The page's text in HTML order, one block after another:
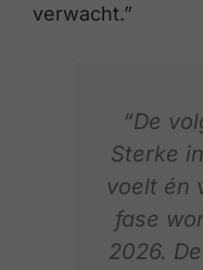
verwacht.”
“De
Sterke
voelt én
fase
2026.